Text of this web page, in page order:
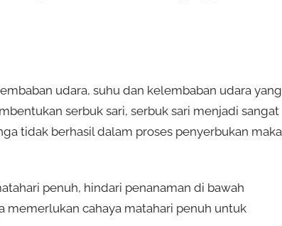
udara, suhu dan kelembaban udara yang
serbuk sari, serbuk sari menjadi sangat
tidak berhasil dalam proses penyerbukan maka
penuh, hindari penanaman di bawah
memerlukan cahaya matahari penuh untuk